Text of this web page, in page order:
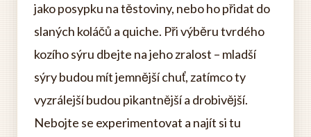
jako posypku na těstoviny, nebo ho přidat do
slaných koláčů a quiche. Při výběru tvrdého
kozího sýru dbejte na jeho zralost – mladší
sýry budou mít jemnější chuť, zatímco ty
vyzrálejší budou pikantnější a drobivější.
Nebojte se experimentovat a najít si tu